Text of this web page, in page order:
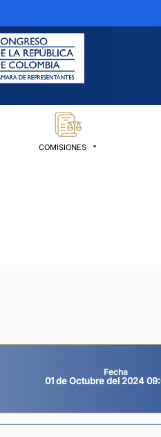
COMISIONES
Fecha
01 de Octubre del 2024